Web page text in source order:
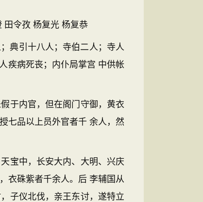
令孜 杨复光 杨复恭
典引十八人；寺伯二人；寺人
疾病死丧；内仆局掌宫 中供帐
于内官，但在阁门守御，黄衣
七品以上员外官者千 余人，然
宝中，长安大内、大明、兴庆
衣硃紫者千余人。后 李辅国从
子仪北伐，亲王东讨，遂特立